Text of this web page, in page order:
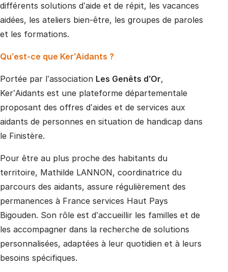
différents solutions d’aide et de répit, les vacances
aidées, les ateliers bien-être, les groupes de paroles
et les formations.
Qu’est-ce que Ker’Aidants ?
Portée par l’association Les Genêts d’Or,
Ker’Aidants est une plateforme départementale
proposant des offres d’aides et de services aux
aidants de personnes en situation de handicap dans
le Finistère.
Pour être au plus proche des habitants du
territoire, Mathilde LANNON, coordinatrice du
parcours des aidants, assure régulièrement des
permanences à France services Haut Pays
Bigouden. Son rôle est d’accueillir les familles et de
les accompagner dans la recherche de solutions
personnalisées, adaptées à leur quotidien et à leurs
besoins spécifiques.